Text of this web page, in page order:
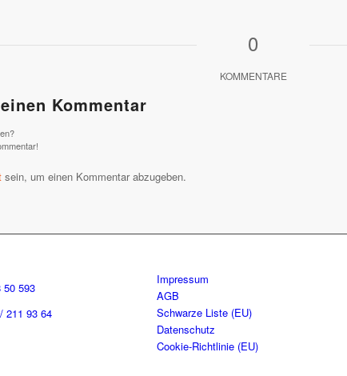
0
KOMMENTARE
Kommentar
sein, um einen Kommentar abzugeben.
50 593
211 93 64
Impressum
AGB
Schwarze Liste (EU)
Datenschutz
Cookie-Richtlinie (EU)